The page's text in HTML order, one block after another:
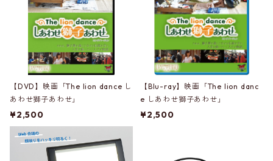
【DVD】映画「The lion dance し
あわせ獅子あわせ」
¥2,500
【Blu-ray】映画「The lion danc
e しあわせ獅子あわせ」
¥2,500